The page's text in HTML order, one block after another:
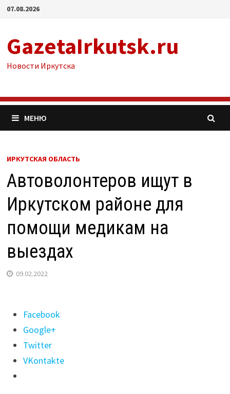
Перейти
07.08.2026
GazetaIrkutsk.ru
Новости Иркутска
МЕНЮ
ИРКУТСКАЯ ОБЛАСТЬ
Автоволонтеров ищут в
Иркутском районе для
помощи медикам на
выездах
09.02.2022
Поделиться
"Автоволонтеров
ищут
Иркутском
Facebook
Google+
Twitter
VKontakte